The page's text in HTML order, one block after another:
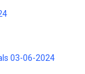
03-06-2024